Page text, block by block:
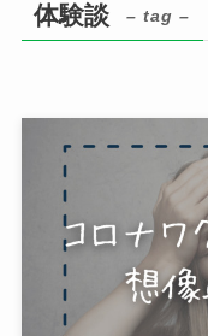
体験談 – tag –